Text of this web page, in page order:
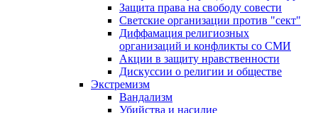
Защита права на свободу совести
Светские организации против "сект"
Диффамация религиозных
организаций и конфликты со СМИ
Акции в защиту нравственности
Дискуссии о религии и обществе
Экстремизм
Вандализм
Убийства и насилие